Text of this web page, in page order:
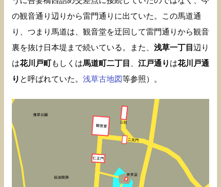
の観音通り辺りから雷門通りに出ていた。この馬道通
り、つまり馬道は、観音堂を迂回して雷門通りから観音
裏を抜け日本堤まで続いている。また、 浅草一丁目 辺り
は花川戸町もしくは馬道町二丁目 江戸通り は花川戸通
り と呼ばれていた。 浅草古地図等参照）。